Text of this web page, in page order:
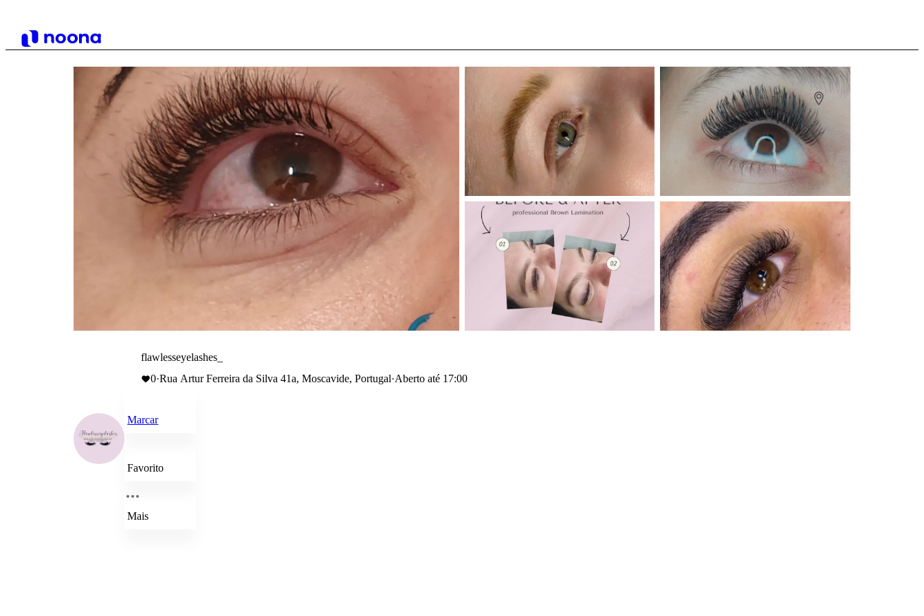
flawlesseyelashes_
0·Rua Artur Ferreira da Silva 41a, Moscavide, Portugal·Aberto até 17:00
Marcar
Favorito
Mais